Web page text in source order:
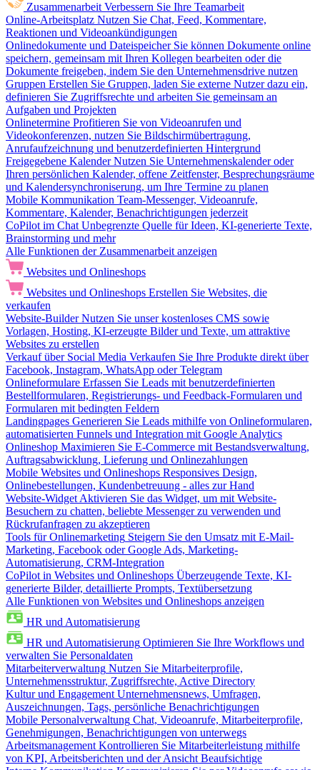
Zusammenarbeit Verbessern Sie Ihre Teamarbeit
Online-Arbeitsplatz Nutzen Sie Chat, Feed, Kommentare,
Reaktionen und Videoankündigungen
Onlinedokumente und Dateispeicher Sie können Dokumente online
speichern, gemeinsam mit Ihren Kollegen bearbeiten oder die
Dokumente freigeben, indem Sie den Unternehmensdrive nutzen
Gruppen Erstellen Sie Gruppen, laden Sie externe Nutzer dazu ein,
definieren Sie Zugriffsrechte und arbeiten Sie gemeinsam an
Aufgaben und Projekten
Onlinetermine Profitieren Sie von Videoanrufen und
Videokonferenzen, nutzen Sie Bildschirmübertragung,
Anrufaufzeichnung und benutzerdefinierten Hintergrund
Freigegebene Kalender Nutzen Sie Unternehmenskalender oder
Ihren persönlichen Kalender, offene Zeitfenster, Besprechungsräume
und Kalendersynchroniserung, um Ihre Termine zu planen
Mobile Kommunikation Team-Messenger, Videoanrufe,
Kommentare, Kalender, Benachrichtigungen jederzeit
CoPilot im Chat Unbegrenzte Quelle für Ideen, KI-generierte Texte,
Brainstorming und mehr
Alle Funktionen der Zusammenarbeit anzeigen
Websites und Onlineshops
Websites und Onlineshops Erstellen Sie Websites, die
verkaufen
Website-Builder Nutzen Sie unser kostenloses CMS sowie
Vorlagen, Hosting, KI-erzeugte Bilder und Texte, um attraktive
Websites zu erstellen
Verkauf über Social Media Verkaufen Sie Ihre Produkte direkt über
Facebook, Instagram, WhatsApp oder Telegram
Onlineformulare Erfassen Sie Leads mit benutzerdefinierten
Bestellformularen, Registrierungs- und Feedback-Formularen und
Formularen mit bedingten Feldern
Landingpages Generieren Sie Leads mithilfe von Onlineformularen,
automatisierten Funnels und Integration mit Google Analytics
Onlineshop Maximieren Sie E-Commerce mit Bestandsverwaltung,
Auftragsabwicklung, Lieferung und Onlinezahlungen
Mobile Websites und Onlineshops Responsives Design,
Onlinebestellungen, Kundenbetreuung - alles zur Hand
Website-Widget Aktivieren Sie das Widget, um mit Website-
Besuchern zu chatten, beliebte Messenger zu verwenden und
Rückrufanfragen zu akzeptieren
Tools für Onlinemarketing Steigern Sie den Umsatz mit E-Mail-
Marketing, Facebook oder Google Ads, Marketing-
Automatisierung, CRM-Integration
CoPilot in Websites und Onlineshops Überzeugende Texte, KI-
generierte Bilder, detaillierte Prompts, Textübersetzung
Alle Funktionen von Websites und Onlineshops anzeigen
HR und Automatisierung
HR und Automatisierung Optimieren Sie Ihre Workflows und
verwalten Sie Personaldaten
Mitarbeiterverwaltung Nutzen Sie Mitarbeiterprofile,
Unternehmensstruktur, Zugriffsrechte, Active Directory
Kultur und Engagement Unternehmensnews, Umfragen,
Auszeichnungen, Tags, persönliche Benachrichtigungen
Mobile Personalverwaltung Chat, Videoanrufe, Mitarbeiterprofile,
Genehmigungen, Benachrichtigungen von unterwegs
Arbeitsmanagement Kontrollieren Sie Mitarbeiterleistung mithilfe
von KPI, Arbeitsberichten und der Ansicht Beaufsichtige